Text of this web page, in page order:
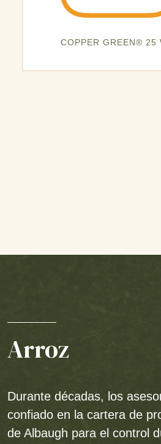
COPPER GREEN® 25
Arroz
Durante décadas, los
confiado en la cartera de
de Albaugh para el control